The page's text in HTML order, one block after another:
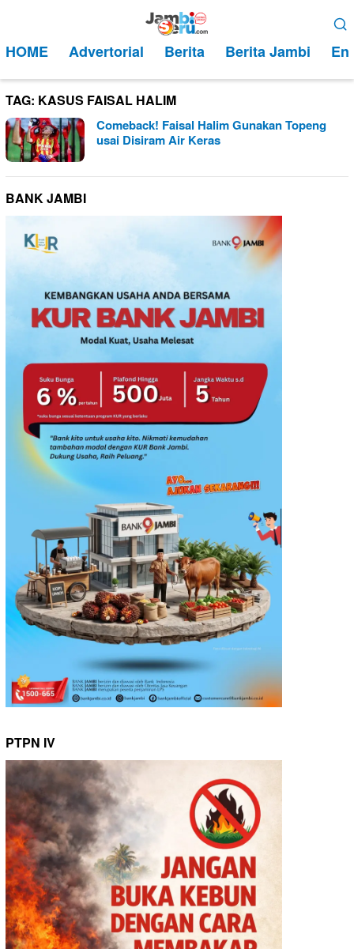
kontenMobile
HOME Advertorial Berita Berita Jambi
TAG: KASUS FAISAL HALIM
Comeback! Faisal Halim Gunakan Topeng
usai Disiram Air Keras
BANK JAMBI
PTPN IV